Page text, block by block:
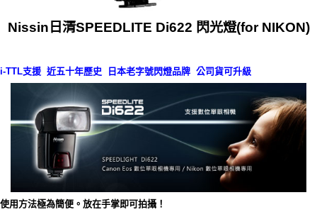
Nissin日清SPEEDLITE Di622 閃光燈(for NIKON)
i-TTL支援 近五十年歷史 日本老字號閃燈品牌 公司貨可升級
使用方法極為簡便。放在手掌即可拍攝！